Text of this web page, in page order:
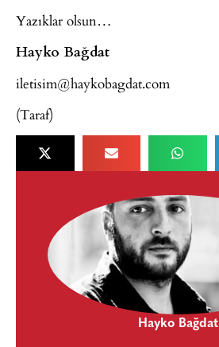
Yazıklar olsun…
Hayko Bağdat
iletisim@haykobagdat.com
(Taraf)
Hayko Bağdat